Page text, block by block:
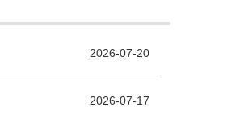
2026-07-20
2026-07-17